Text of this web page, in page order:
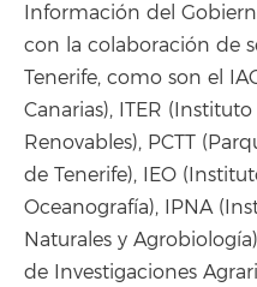
Información del
con la colaboración de
Tenerife, como son el
Canarias), ITER
Renovables), PCTT
de Tenerife), IEO
Oceanografía), IPNA
Naturales y
de Investigaciones